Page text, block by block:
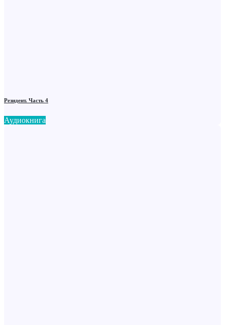
Резидент. Часть 4
Аудиокнига